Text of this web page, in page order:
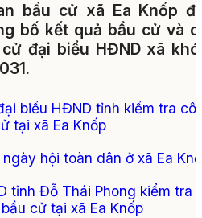
bầu cử xã Ea Knốp
bố kết quả bầu cử và
đại biểu HĐND xã
biểu HĐND tỉnh kiểm tra
tại xã Ea Knốp
hội toàn dân ở xã Ea
tỉnh Đỗ Thái Phong kiểm tra
cử tại xã Ea Knốp